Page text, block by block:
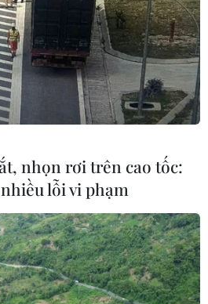
nhọn rơi trên cao tốc:
lỗi vi phạm